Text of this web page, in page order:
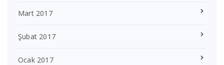
Mart 2017
Şubat 2017
Ocak 2017